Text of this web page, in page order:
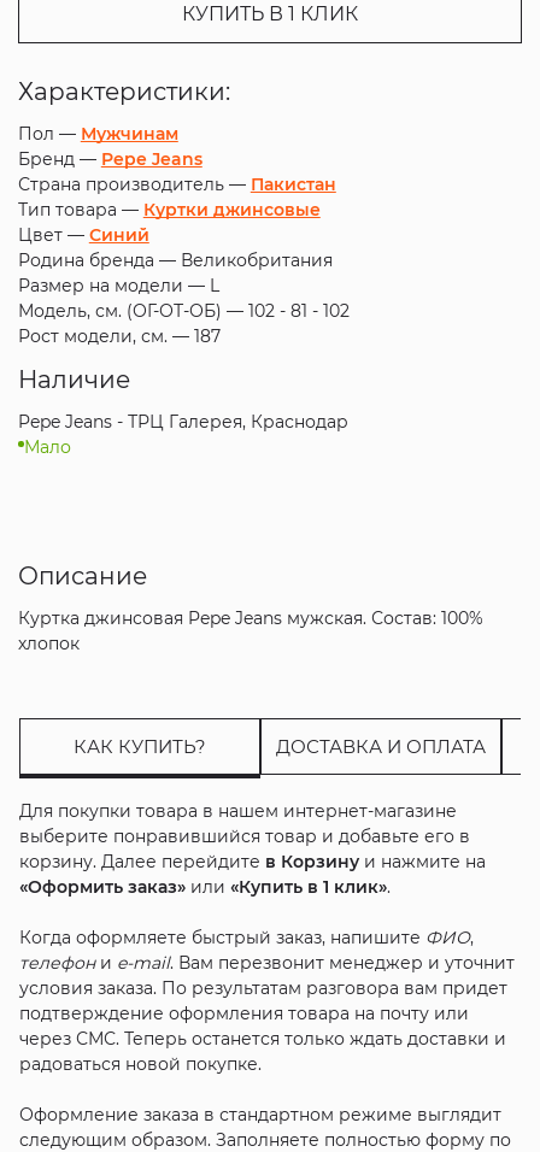
КУПИТЬ В 1 КЛИК
Характеристики:
Пол — Мужчинам
Бренд — Pepe Jeans
Страна производитель — Пакистан
Тип товара — Куртки джинсовые
Цвет — Синий
Родина бренда — Великобритания
Размер на модели — L
Модель, см. (ОГ-ОТ-ОБ) — 102 - 81 - 102
Рост модели, см. — 187
Наличие
Pepe Jeans - ТРЦ Галерея, Краснодар
Мало
Описание
Куртка джинсовая Pepe Jeans мужская. Состав: 100%
хлопок
КАК КУПИТЬ? ДОСТАВКА И ОПЛАТА
Для покупки товара в нашем интернет-магазине
выберите понравившийся товар и добавьте его в
корзину. Далее перейдите в Корзинуи нажмите на
«Оформить заказ»или «Купить в 1 клик».
Когда оформляете быстрый заказ, напишите ФИО,
телефони e-mail. Вам перезвонит менеджер и уточнит
условия заказа. По результатам разговора вам придет
подтверждение оформления товара на почту или
через СМС. Теперь останется только ждать доставки и
радоваться новой покупке.
Оформление заказа в стандартном режиме выглядит
следующим образом. Заполняете полностью форму по